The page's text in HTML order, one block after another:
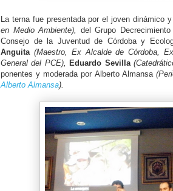
La terna fue presentada por el joven dinámico
en Medio Ambiente), del Grupo
Consejo de la Juventud de Córdoba y
Anguita (Maestro, Ex Alcalde de Córdoba,
General del PCE), Eduardo Sevilla
ponentes y moderada por Alberto Almansa
Alberto Almansa).